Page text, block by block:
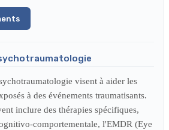
visent à aider les
à des événements traumatisants.
inclure des thérapies spécifiques,
comportementale, l'EMDR (Eye